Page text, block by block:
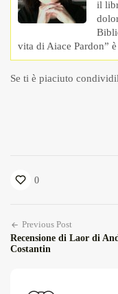
il
vita di Aiace Pardon”
Se ti è piaciuto
0
Previous Post
Recensione di Laor di
Costantin